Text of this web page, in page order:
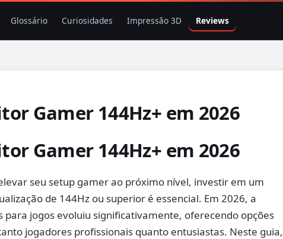
Glossário Curiosidades Impressão 3D Reviews
Gamer 144Hz+ em 2026
Gamer 144Hz+ em 2026
seu setup gamer ao próximo nível, investir em um
de 144Hz ou superior é essencial. Em 2026, a
para jogos evoluiu significativamente, oferecendo opções
jogadores profissionais quanto entusiastas. Neste guia,